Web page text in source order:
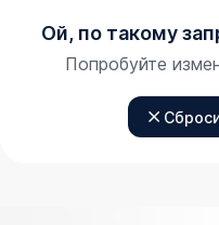
Ой, по такому
Попробуйте